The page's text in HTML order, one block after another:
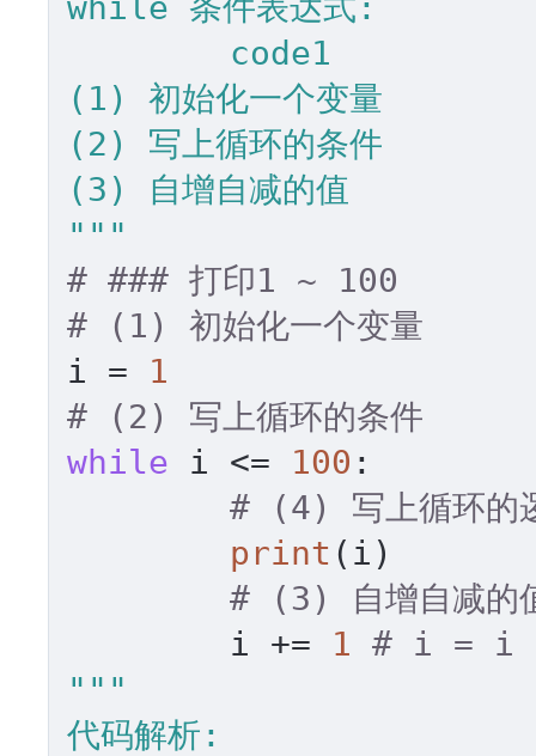
(1) 初始化一个变量
(2) 写上循环的条件
(3) 自增自减的值
"""
# ### 打印1 ~ 100
# (1) 初始化一个变量
i = 1
# (2) 写上循环的条件
while i <= 100 :
# (4) 写上循环的
print (i)
# (3) 自增自减的
	i +=
1 # i = i
"""
代码解析: